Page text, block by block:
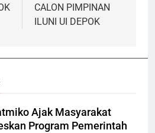
CALON PIMPINAN
ILUNI UI DEPOK
Ajak Masyarakat
Program Pemerintah